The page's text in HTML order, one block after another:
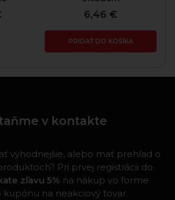
6,46 €
PRIDAŤ DO KOŠÍKA
v kontakte
výhodnejšie, alebo mať prehľad o
Pri prvej registrácii do
zľavu 5% na nákup vo forme
kupónu na neakciový tovar.